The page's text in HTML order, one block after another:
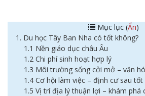
Mục lục (Ẩn)
1. Du học Tây Ban Nha có tốt không?
1.1 Nền giáo dục châu Âu
1.2 Chi phí sinh hoạt hợp lý
1.3 Môi trường sống cởi mở – văn
1.4 Cơ hội làm việc – định cư sau tốt
1.5 Vị trí địa lý thuận lợi – khám phá